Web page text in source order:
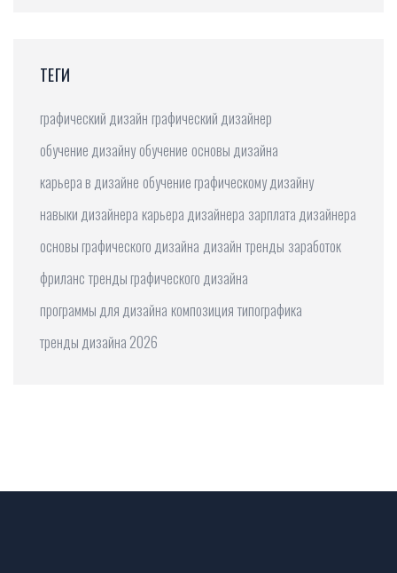
ТЕГИ
графический дизайн графический дизайнер
обучение дизайну обучение основы дизайна
карьера в дизайне обучение графическому дизайну
навыки дизайнера карьера дизайнера зарплата дизайнера
основы графического дизайна дизайн тренды заработок
фриланс тренды графического дизайна
программы для дизайна композиция типографика
тренды дизайна 2026